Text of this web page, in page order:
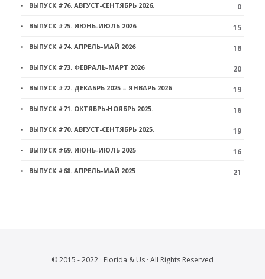
ВЫПУСК #76. АВГУСТ-СЕНТЯБРЬ 2026. 0
ВЫПУСК #75. ИЮНЬ-ИЮЛЬ 2026 15
ВЫПУСК #74. АПРЕЛЬ-МАЙ 2026 18
ВЫПУСК #73. ФЕВРАЛЬ-МАРТ 2026 20
ВЫПУСК #72. ДЕКАБРЬ 2025 – ЯНВАРЬ 2026 19
ВЫПУСК #71. ОКТЯБРЬ-НОЯБРЬ 2025. 16
ВЫПУСК #70. АВГУСТ-СЕНТЯБРЬ 2025. 19
ВЫПУСК #69. ИЮНЬ-ИЮЛЬ 2025 16
ВЫПУСК #68. АПРЕЛЬ-МАЙ 2025 21
© 2015 - 2022 · Florida & Us · All Rights Reserved